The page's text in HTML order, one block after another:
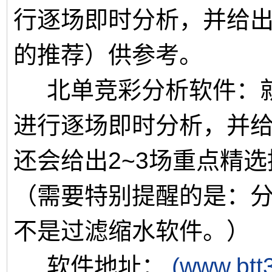
行逐场即时分析，并给
的推荐）供参考。
北单竞彩分析软件：
进行逐场即时分析，并
还会给出2~3场重点精
（需要特别提醒的是：
不是过滤缩水软件。）
软件地址：